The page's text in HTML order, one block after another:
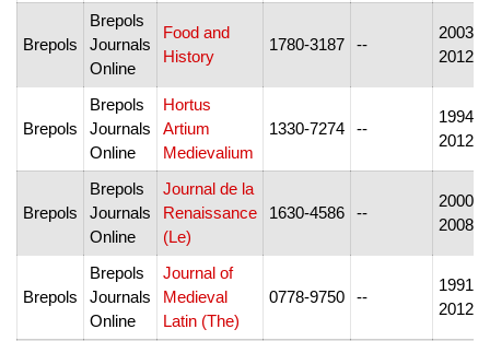
Brepols
Brepols
Journals
Online
Food and
History
1780-3187 --
2003-
2012
Brepols
Brepols
Journals
Online
Hortus
Artium
Medievalium
1330-7274 --
1994-
2012
Brepols
Brepols
Journals
Online
Journal de la
Renaissance
(Le)
1630-4586 --
2000-
2008
Brepols
Brepols
Journals
Online
Journal of
Medieval
Latin (The)
0778-9750 --
1991-
2012